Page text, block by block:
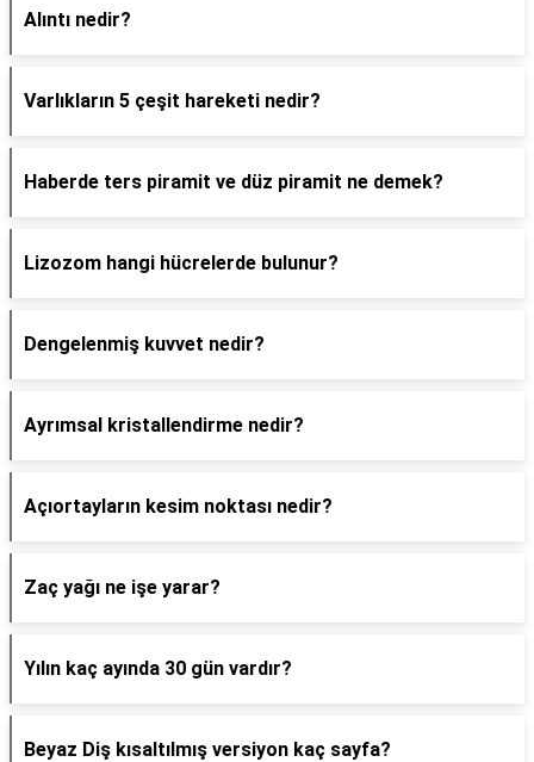
Alıntı nedir?
Varlıkların 5 çeşit hareketi nedir?
Haberde ters piramit ve düz piramit ne demek?
Lizozom hangi hücrelerde bulunur?
Dengelenmiş kuvvet nedir?
Ayrımsal kristallendirme nedir?
Açıortayların kesim noktası nedir?
Zaç yağı ne işe yarar?
Yılın kaç ayında 30 gün vardır?
Beyaz Diş kısaltılmış versiyon kaç sayfa?